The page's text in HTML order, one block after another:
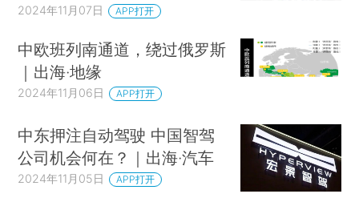
2024年11月07日 APP打开
中欧班列南通道，绕过俄罗斯
｜出海·地缘
2024年11月06日 APP打开
中东押注自动驾驶 中国智驾
公司机会何在？｜出海·汽车
2024年11月05日 APP打开